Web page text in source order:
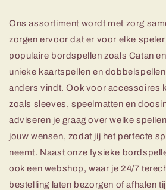
Ons assortiment wordt met zorg
zorgen ervoor dat er voor elke
populaire bordspellen zoals Catan
unieke kaartspellen en
anders vindt. Ook voor accessoires
zoals sleeves, speelmatten en
adviseren je graag over welke
jouw wensen, zodat jij het perfecte
neemt. Naast onze fysieke
ook een webshop, waar je 24/7
bestelling laten bezorgen of afhalen